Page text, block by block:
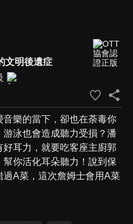
文明後遺症
樂的當下，卻也在荼毒你
泳也會造成聽力受損？潘
耳力，就要吃客座主廚郭
你活化耳朵聽力！說到保
A菜，這次詹姆士會用A菜